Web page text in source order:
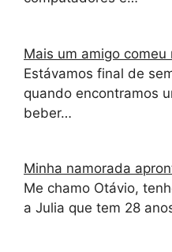
Mais um amigo comeu
Estávamos final de
quando encontramos
beber…
Minha namorada
Me chamo Otávio,
a Julia que tem 28